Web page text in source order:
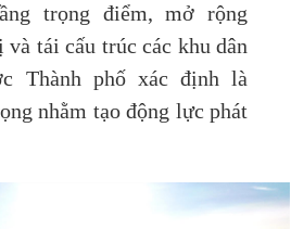
trọng điểm, mở rộng
tái cấu trúc các khu dân
Thành phố xác định là
nhằm tạo động lực phát